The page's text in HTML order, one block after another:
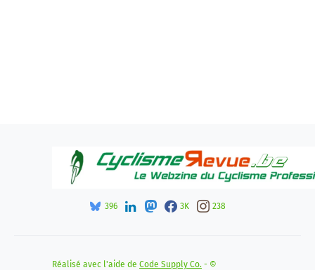
396 3K 238
Réalisé avec l'aide de Code Supply Co. - ©